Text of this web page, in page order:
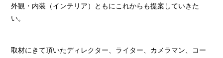
外観・内装（インテリア）ともにこれからも提案していきた
い。
取材にきて頂いたディレクター、ライター、カメラマン、コー